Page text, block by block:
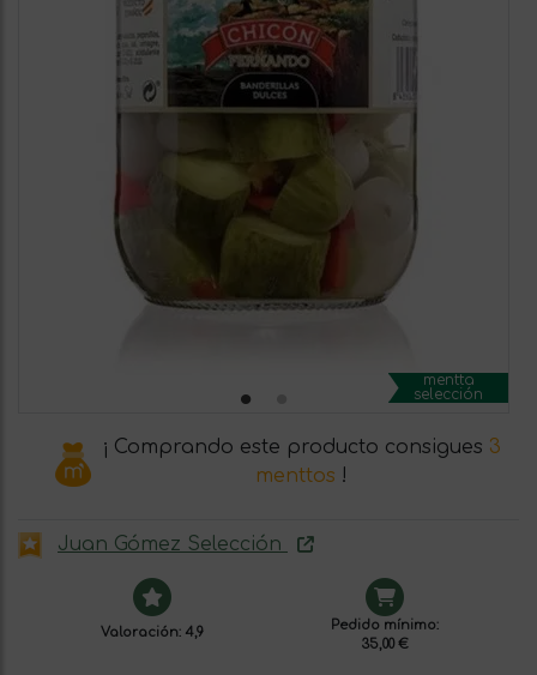
mentta
selección
¡ Comprando este producto consigues 3
menttos !
Juan Gómez Selección
Valoración: 4,9
Pedido mínimo:
35,00 €